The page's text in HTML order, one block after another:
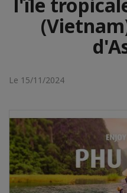
Le 15/11/2024